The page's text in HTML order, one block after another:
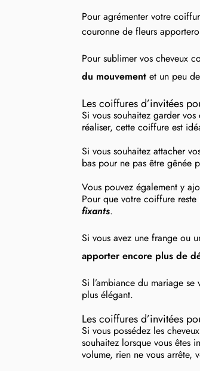
Pour agrémenter votre
couronne de fleurs
Pour sublimer vos cheveux
du mouvement et un peu
Les coiffures d’invitées
Si vous souhaitez garder
réaliser, cette coiffure est
Si vous souhaitez attacher
bas pour ne pas être gênée
Vous pouvez également y
Pour que votre coiffure reste
fixants.
Si vous avez une frange ou
apporter encore plus de
Si l’ambiance du mariage
plus élégant.
Les coiffures d’invitées
Si vous possédez les
souhaitez lorsque vous êtes
volume, rien ne vous arrête,